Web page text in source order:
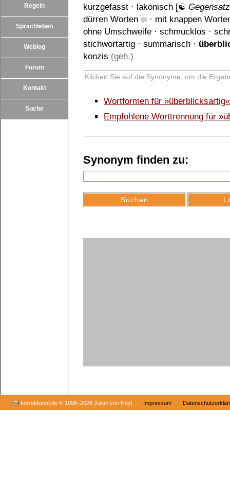
Regeln
Sprachleben
Weblog
Forum
Kontakt
Suche
kurzgefasst · lakonisch [☯
dürren Worten
· mit knappen
ohne Umschweife · schmucklos ·
stichwortartig · summarisch ·
konzis (geh.)
Klicken Sie auf die Synonyme, um die
Wortformen für
Empfohlene Worttrennung für
Synonym finden zu:
korrekturen.de © 1998–2026 Julian von Heyl · Impressum ·